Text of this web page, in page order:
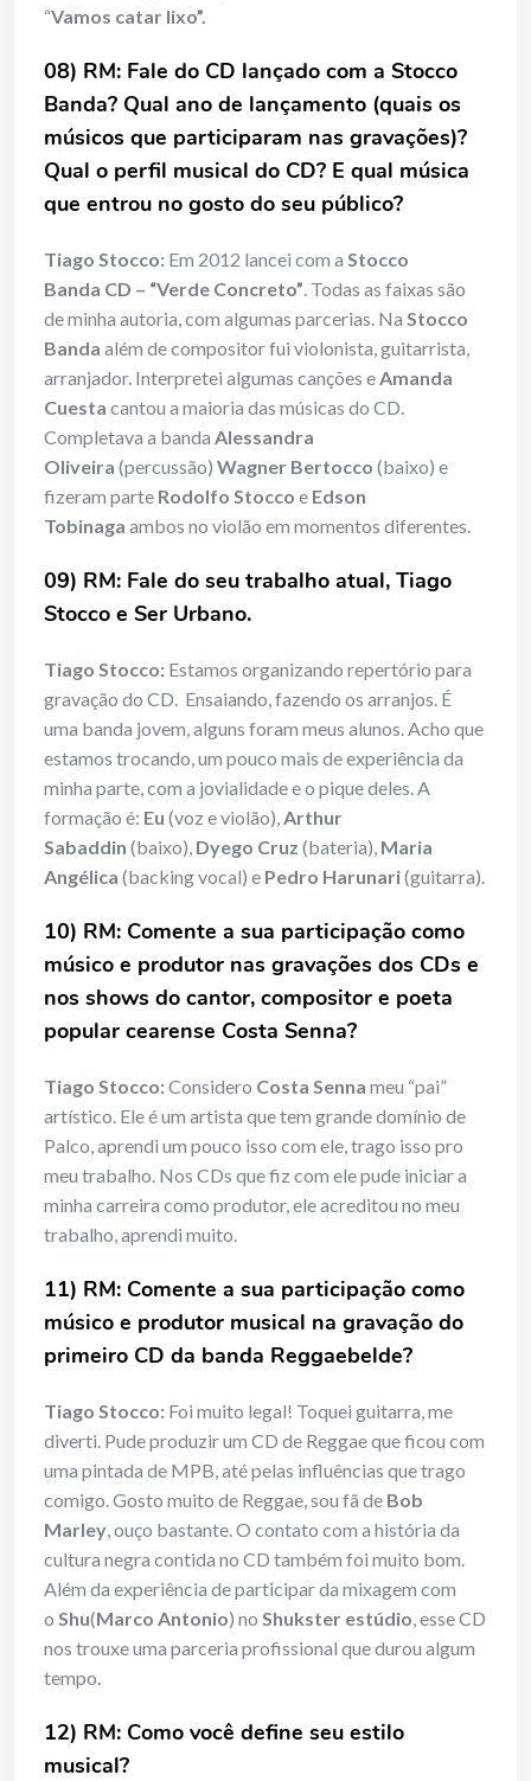
“Vamos catar lixo”.
08) RM: Fale do CD lançado com a Stocco
Banda? Qual ano de lançamento (quais os
músicos que participaram nas gravações)?
Qual o perfil musical do CD? E qual música
que entrou no gosto do seu público?
Tiago Stocco: Em 2012 lancei com a Stocco
Banda CD – “Verde Concreto”. Todas as faixas são
de minha autoria, com algumas parcerias. Na Stocco
Banda além de compositor fui violonista, guitarrista,
arranjador. Interpretei algumas canções eAmanda
Cuesta cantou a maioria das músicas do CD.
Completava a banda Alessandra
Oliveira (percussão) Wagner Bertocco (baixo) e
fizeram parte Rodolfo Stocco e Edson
Tobinaga ambos no violão em momentos diferentes.
09) RM: Fale do seu trabalho atual, Tiago
Stocco e Ser Urbano.
Tiago Stocco: Estamos organizando repertório para
gravação do CD. Ensaiando, fazendo os arranjos. É
uma banda jovem, alguns foram meus alunos. Acho que
estamos trocando, um pouco mais de experiência da
minha parte, com a jovialidade e o pique deles. A
formação é: Eu (voz e violão),Arthur
Sabaddin (baixo), Dyego Cruz (bateria), Maria
Angélica (backing vocal) e Pedro Harunari(guitarra).
10) RM: Comente a sua participação como
músico e produtor nas gravações dos CDs e
nos shows do cantor, compositor e poeta
popular cearense Costa Senna?
Tiago Stocco:Considero Costa Senna meu “pai”
artístico. Ele é um artista que tem grande domínio de
Palco, aprendi um pouco isso com ele, trago isso pro
meu trabalho. Nos CDs que fiz com ele pude iniciar a
minha carreira como produtor, ele acreditou no meu
trabalho, aprendi muito.
11) RM: Comente a sua participação como
músico e produtor musical na gravação do
primeiro CD da banda Reggaebelde?
Tiago Stocco: Foi muito legal! Toquei guitarra, me
diverti. Pude produzir um CD de Reggae que ficou com
uma pintada de MPB, até pelas influências que trago
comigo. Gosto muito de Reggae, sou fã de Bob
Marley, ouço bastante. O contato com a história da
cultura negra contida no CD também foi muito bom.
Além da experiência de participar da mixagem com
o Shu(Marco Antonio) no Shukster estúdio, esse CD
nos trouxe uma parceria profissional que durou algum
tempo.
12) RM: Como você define seu estilo
musical?